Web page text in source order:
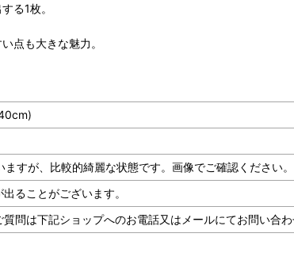
る1枚。
点も大きな魅力。
すが、比較的綺麗な状態です。画像でご確認ください。
ることがございます。
質問は下記ショップへのお電話又はメールにてお問い